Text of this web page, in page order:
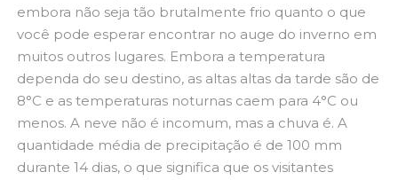
embora não seja tão brutalmente frio quanto o que
você pode esperar encontrar no auge do inverno em
muitos outros lugares. Embora a temperatura
dependa do seu destino, as altas altas da tarde são de
8°C e as temperaturas noturnas caem para 4°C ou
menos. A neve não é incomum, mas a chuva é. A
quantidade média de precipitação é de 100 mm
durante 14 dias, o que significa que os visitantes